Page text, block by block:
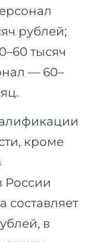
рублей;
тысяч
— 60–
кроме
России
составляет
в